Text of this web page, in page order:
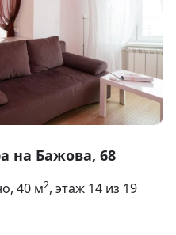
на Бажова, 68
, 40 м2, этаж 14 из 19